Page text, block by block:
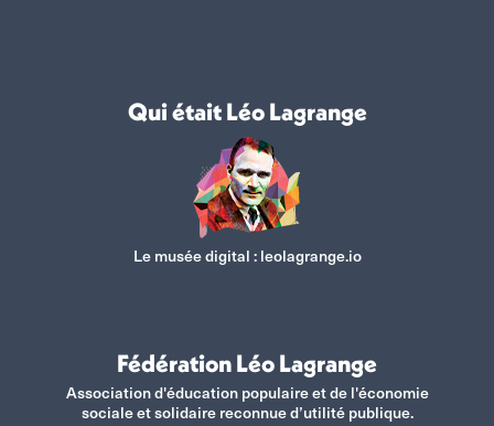
Qui était Léo Lagrange
Le musée digital : leolagrange.io
Fédération Léo Lagrange
Association d'éducation populaire et de l'économie
sociale et solidaire reconnue d’utilité publique.